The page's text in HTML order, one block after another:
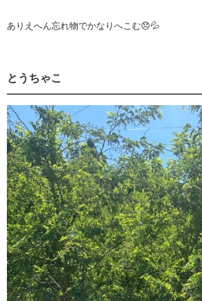
ありえへん忘れ物でかなりへこむ😞💦
とうちゃこ